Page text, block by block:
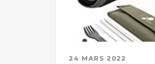
24 MARS 2022